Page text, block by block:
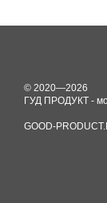
© 2020—2026
ГУД ПРОДУКТ -
GOOD-